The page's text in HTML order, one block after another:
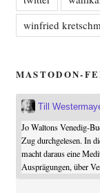
winfried
MASTODON-
Till
Jo Waltons Venedig-
Zug durchgelesen. In
macht daraus eine
Ausprägungen, über